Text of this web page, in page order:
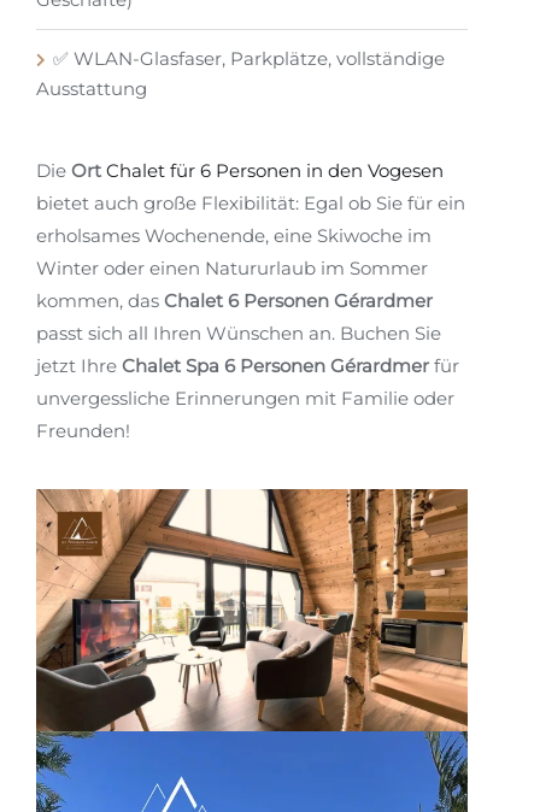
✅ WLAN-Glasfaser, Parkplätze, vollständige
Ausstattung
Die Ort Chalet für 6 Personen in den Vogesen
bietet auch große Flexibilität: Egal ob Sie für ein
erholsames Wochenende, eine Skiwoche im
Winter oder einen Natururlaub im Sommer
kommen, das Chalet 6 Personen Gérardmer
passt sich all Ihren Wünschen an. Buchen Sie
jetzt Ihre Chalet Spa 6 Personen Gérardmer für
unvergessliche Erinnerungen mit Familie oder
Freunden!